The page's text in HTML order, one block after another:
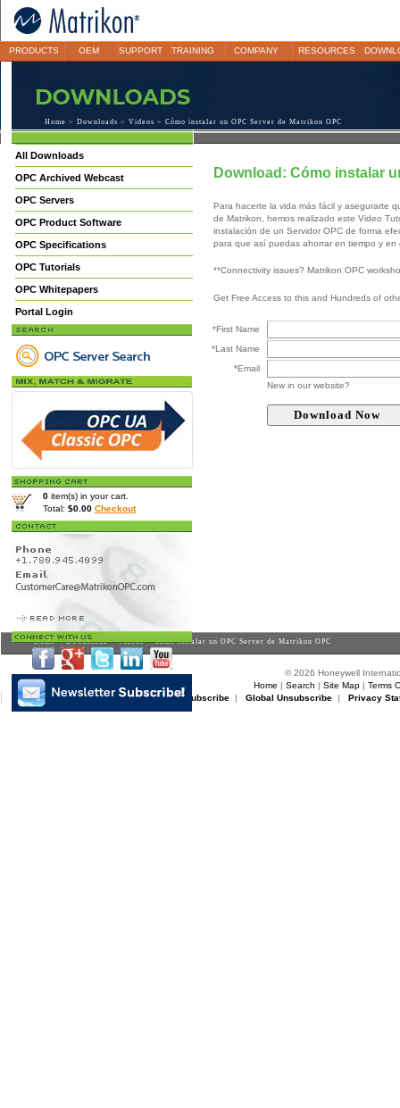
PRODUCTS OEM SUPPORT TRAINING COMPANY RESOURCES
Home > Downloads > Videos > Cómo instalar un OPC Server de Matrikon OPC
All Downloads
OPC Archived Webcast
OPC Servers
OPC Product Software
OPC Specifications
OPC Tutorials
OPC Whitepapers
Portal Login
0 item(s) in your cart.
Total: $0.00 Checkout
Download: Cómo instalar
Para hacerte la vida más fácil y asegurarte
de Matrikon, hemos realizado este Video
instalación de un Servidor OPC de forma
para que así puedas ahorrar en tiempo y en
**Connectivity issues? Matrikon OPC
Get Free Access to this and Hundreds of
*First Name
*Last Name
*Email
New in our website?
Home>Downloads>Videos> Cómo instalar un OPC Server de Matrikon OPC
© 2026 Honeywell
Home | Search | Site Map| Terms
Matrikon Subscribe |Matrikon Unsubscribe| Global Unsubscribe| Privacy